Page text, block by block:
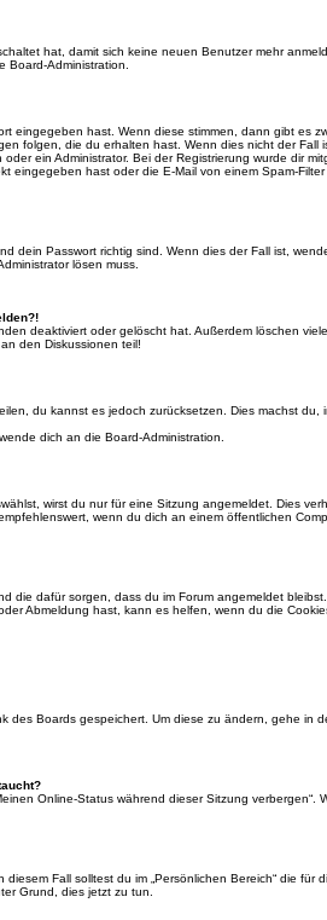
hat, damit sich keine neuen Benutzer mehr
Board-Administration.
eingegeben hast. Wenn diese stimmen, dann gibt es
folgen, die du erhalten hast. Wenn dies nicht der
ein Administrator. Bei der Registrierung wurde dir
eingegeben hast oder die E-Mail von einem Spam-
dein Passwort richtig sind. Wenn dies der Fall ist,
lösen muss.
deaktiviert oder gelöscht hat. Außerdem löschen
den Diskussionen teil!
du kannst es jedoch zurücksetzen. Dies machst
dich an die Board-Administration.
wirst du nur für eine Sitzung angemeldet. Dies
wenn du dich an einem öffentlichen
die dafür sorgen, dass du im Forum angemeldet
Abmeldung hast, kann es helfen, wenn du die
Boards gespeichert. Um diese zu ändern, gehe in
Online-Status während dieser Sitzung
Fall solltest du im „Persönlichen Bereich“ die
Grund, dies jetzt zu tun.